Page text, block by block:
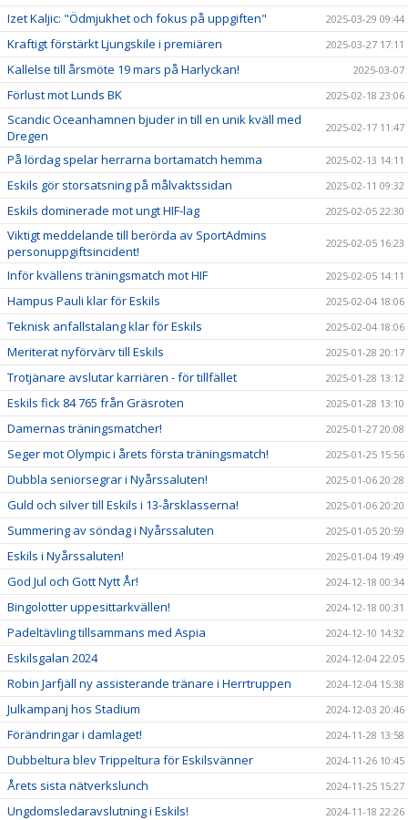
Izet Kaljic: "Ödmjukhet och fokus på uppgiften" 2025-03-29 09:44
Kraftigt förstärkt Ljungskile i premiären 2025-03-27 17:11
Kallelse till årsmöte 19 mars på Harlyckan! 2025-03-07
Förlust mot Lunds BK 2025-02-18 23:06
Scandic Oceanhamnen bjuder in till en unik kväll med
Dregen
2025-02-17 11:47
På lördag spelar herrarna bortamatch hemma 2025-02-13 14:11
Eskils gör storsatsning på målvaktssidan 2025-02-11 09:32
Eskils dominerade mot ungt HIF-lag 2025-02-05 22:30
Viktigt meddelande till berörda av SportAdmins
personuppgiftsincident!
2025-02-05 16:23
Inför kvällens träningsmatch mot HIF 2025-02-05 14:11
Hampus Pauli klar för Eskils 2025-02-04 18:06
Teknisk anfallstalang klar för Eskils 2025-02-04 18:06
Meriterat nyförvärv till Eskils 2025-01-28 20:17
Trotjänare avslutar karriären - för tillfället 2025-01-28 13:12
Eskils fick 84 765 från Gräsroten 2025-01-28 13:10
Damernas träningsmatcher! 2025-01-27 20:08
Seger mot Olympic i årets första träningsmatch! 2025-01-25 15:56
Dubbla seniorsegrar i Nyårssaluten! 2025-01-06 20:28
Guld och silver till Eskils i 13-årsklasserna! 2025-01-06 20:20
Summering av söndag i Nyårssaluten 2025-01-05 20:59
Eskils i Nyårssaluten! 2025-01-04 19:49
God Jul och Gott Nytt År! 2024-12-18 00:34
Bingolotter uppesittarkvällen! 2024-12-18 00:31
Padeltävling tillsammans med Aspia 2024-12-10 14:32
Eskilsgalan 2024 2024-12-04 22:05
Robin Jarfjäll ny assisterande tränare i Herrtruppen 2024-12-04 15:38
Julkampanj hos Stadium 2024-12-03 20:46
Förändringar i damlaget! 2024-11-28 13:58
Dubbeltura blev Trippeltura för Eskilsvänner 2024-11-26 10:45
Årets sista nätverkslunch 2024-11-25 15:27
Ungdomsledaravslutning i Eskils! 2024-11-18 22:26